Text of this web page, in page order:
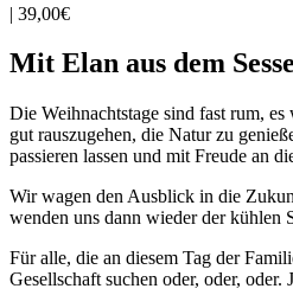
| 39,00€
Mit Elan aus dem
Die Weihnachtstage sind fast rum, es
gut rauszugehen, die Natur zu
passieren lassen und mit Freude an
Wir wagen den Ausblick in die
wenden uns dann wieder der kühlen
Für alle, die an diesem Tag der
Gesellschaft suchen oder, oder,